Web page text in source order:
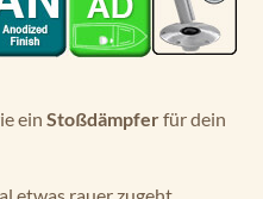
ein Stoßdämpferfür dein